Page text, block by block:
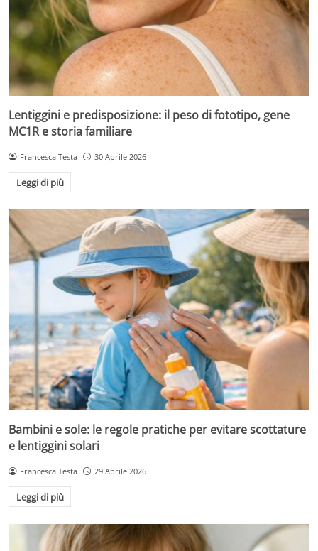
Lentiggini e predisposizione: il peso di fototipo, gene
MC1R e storia familiare
Francesca Testa 30 Aprile 2026
Leggi di più
Bambini e sole: le regole pratiche per evitare scottature
e lentiggini solari
Francesca Testa 29 Aprile 2026
Leggi di più